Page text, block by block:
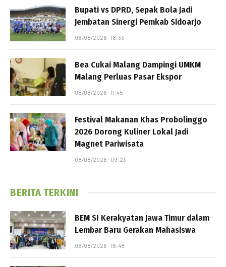
Bupati vs DPRD, Sepak Bola Jadi
Jembatan Sinergi Pemkab Sidoarjo
08/08/2026 - 18:33
Bea Cukai Malang Dampingi UMKM
Malang Perluas Pasar Ekspor
08/08/2026 - 11:45
Festival Makanan Khas Probolinggo
2026 Dorong Kuliner Lokal Jadi
Magnet Pariwisata
08/08/2026 - 09:23
BERITA TERKINI
BEM SI Kerakyatan Jawa Timur dalam
Lembar Baru Gerakan Mahasiswa
08/08/2026 - 18:48